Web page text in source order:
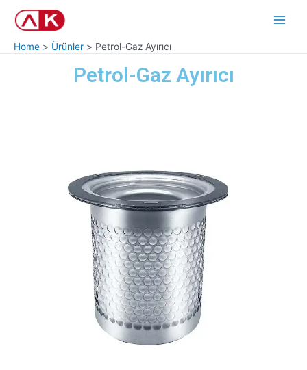
Main
Home Ürünler Petrol-Gaz Ayırıcı
Petrol-Gaz Ayırıcı